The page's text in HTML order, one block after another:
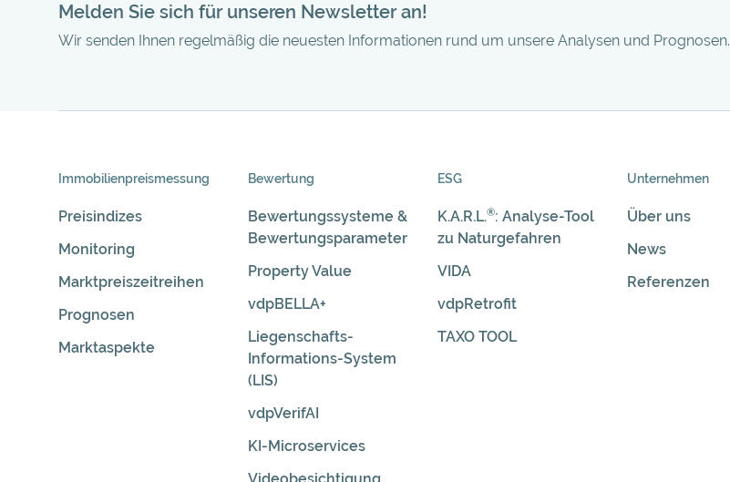
Melden Sie sich für unseren Newsletter an!
Wir senden Ihnen regelmäßig die neuesten Informationen rund um unsere Analysen und Prognosen.
Skip
Immobilienpreis­messung
Preisindizes
Monitoring
Marktpreiszeitreihen
Prognosen
Marktaspekte
Bewertung
Bewertungssysteme &
Bewertungsparameter
Property Value
vdpBELLA+
Liegenschafts-
Informations-System
(LIS)
vdpVerifAI
KI-Microservices
ESG
K.A.R.L.®: Analyse-Tool
zu Naturgefahren
VIDA
vdpRetrofit
TAXO TOOL
Unternehmen
Über uns
News
Referenzen